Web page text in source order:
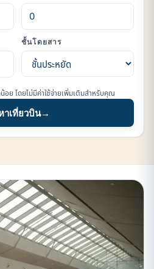
ชั้นโดยสาร
ย โดยไม่มีค่าใช้จ่ายเพิ่มเติมสำหรับคุณ
าเที่ยวบิน→